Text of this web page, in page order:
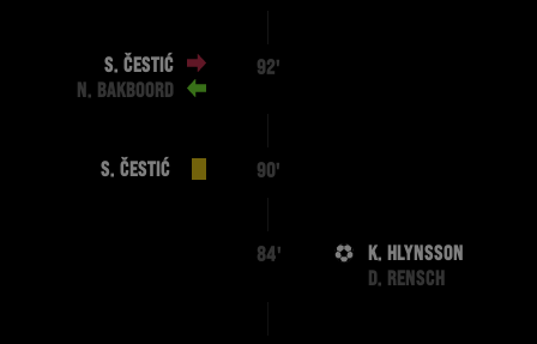
S. ČESTIĆ
N. BAKBOORD
92'
S. ČESTIĆ 90'
84'
K. HLYNSSON
D. RENSCH